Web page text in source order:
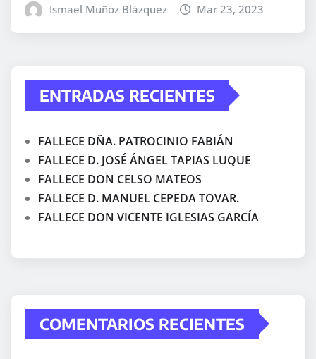
Ismael Muñoz Blázquez Mar 23, 2023
ENTRADAS RECIENTES
FALLECE DÑA. PATROCINIO FABIÁN
FALLECE D. JOSÉ ÁNGEL TAPIAS LUQUE
FALLECE DON CELSO MATEOS
FALLECE D. MANUEL CEPEDA TOVAR.
FALLECE DON VICENTE IGLESIAS GARCÍA
COMENTARIOS RECIENTES